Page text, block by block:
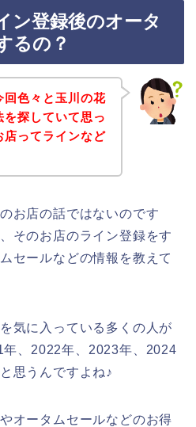
ン登録後のオータ
るの？
回色々と玉川の花
探していて思っ
店ってラインなど
お店の話ではないのです
そのお店のライン登録をす
セールなどの情報を教えて
気に入っている多くの人が
、2022年、2023年、2024
思うんですよね♪
オータムセールなどのお得